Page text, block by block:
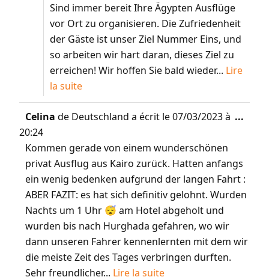
Sind immer bereit Ihre Ägypten Ausflüge
vor Ort zu organisieren. Die Zufriedenheit
der Gäste ist unser Ziel Nummer Eins, und
so arbeiten wir hart daran, dieses Ziel zu
erreichen! Wir hoffen Sie bald wieder... Lire
la suite
Celinade Deutschland a écrit le07/03/2023 à
20:24
Kommen gerade von einem wunderschönen
privat Ausflug aus Kairo zurück. Hatten anfangs
ein wenig bedenken aufgrund der langen Fahrt :
ABER FAZIT: es hat sich definitiv gelohnt. Wurden
Nachts um 1 Uhr 😴 am Hotel abgeholt und
wurden bis nach Hurghada gefahren, wo wir
dann unseren Fahrer kennenlernten mit dem wir
die meiste Zeit des Tages verbringen durften.
Sehr freundlicher... Lire la suite
...